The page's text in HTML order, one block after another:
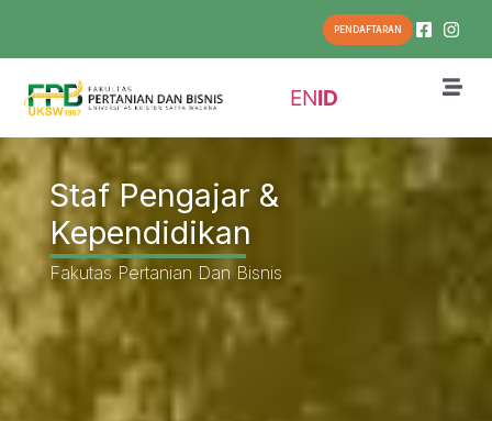
PENDAFTARAN
ENID
Staf Pengajar &
Kependidikan
Fakutas Pertanian Dan Bisnis